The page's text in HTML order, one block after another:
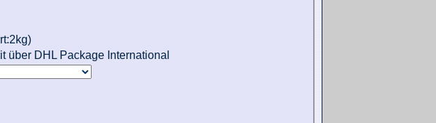
über DHL Package International